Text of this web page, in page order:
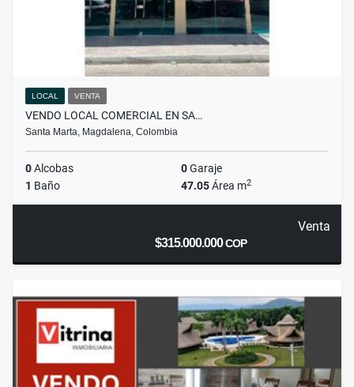
LOCAL VENTA
VENDO LOCAL COMERCIAL EN SA…
Santa Marta, Magdalena, Colombia
0Alcobas 0Garaje
1 Baño 47.05Área m2
Venta
$315.000.000COP